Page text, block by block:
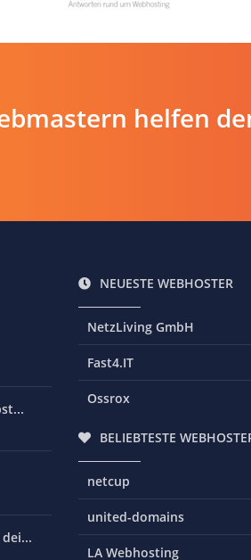
helfen
NEUESTE WEBHOSTER
NetzLiving GmbH
Fast4.IT
Ossrox
BELIEBTESTE
netcup
united-domains
LA Webhosting